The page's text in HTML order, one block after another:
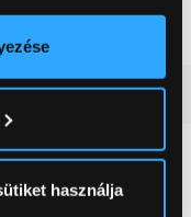
annak konkrét
Részletek
visszavonhatja a
használja